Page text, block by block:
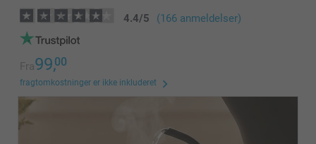
4.4/5 (166 anmeldelser)
Fra99,00
fragtomkostninger er ikke inkluderet